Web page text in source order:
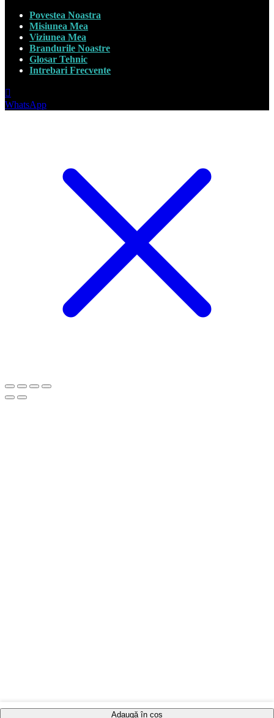
Adaugă în coș
Povestea Noastra
Misiunea Mea
Viziunea Mea
Brandurile Noastre
Glosar Tehnic
Intrebari Frecvente
WhatsApp